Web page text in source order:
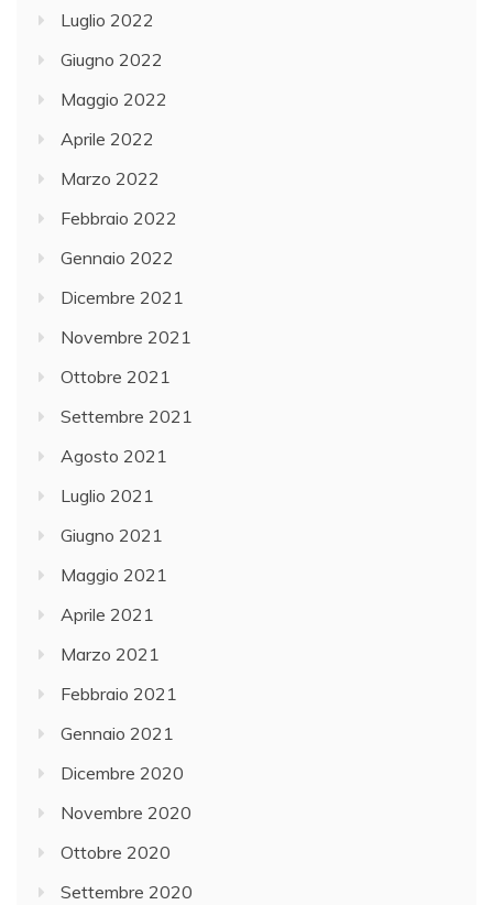
Luglio 2022
Giugno 2022
Maggio 2022
Aprile 2022
Marzo 2022
Febbraio 2022
Gennaio 2022
Dicembre 2021
Novembre 2021
Ottobre 2021
Settembre 2021
Agosto 2021
Luglio 2021
Giugno 2021
Maggio 2021
Aprile 2021
Marzo 2021
Febbraio 2021
Gennaio 2021
Dicembre 2020
Novembre 2020
Ottobre 2020
Settembre 2020